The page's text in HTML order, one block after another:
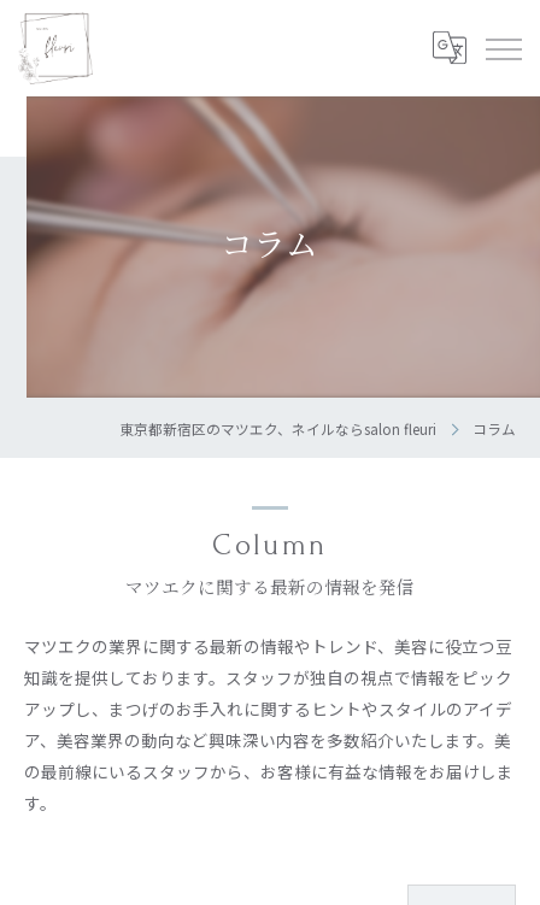
コラム
東京都新宿区のマツエク、ネイルならsalon fleuri コラム
Column
マツエクに関する最新の情報を発信
マツエクの業界に関する最新の情報やトレンド、美容に役立つ豆
知識を提供しております。スタッフが独自の視点で情報をピック
アップし、まつげのお手入れに関するヒントやスタイルのアイデ
ア、美容業界の動向など興味深い内容を多数紹介いたします。美
の最前線にいるスタッフから、お客様に有益な情報をお届けしま
す。